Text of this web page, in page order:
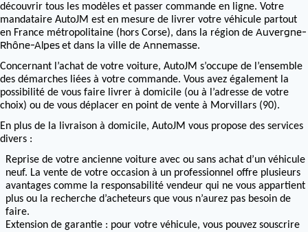
découvrir tous les modèles et passer commande en ligne. Votre
mandataire AutoJM est en mesure de livrer votre véhicule partout
en France métropolitaine (hors Corse), dans la région de Auvergne-
Rhône-Alpeset dans la ville de Annemasse.
Concernant l’achat de votre voiture, AutoJM s’occupe de l’ensemble
des démarches liées à votre commande. Vous avez également la
possibilité de vous faire livrer à domicile (ou à l’adresse de votre
choix) ou de vous déplacer en point de vente à Morvillars (90).
En plus de la livraison à domicile, AutoJM vous propose des services
divers :
Reprise de votre ancienne voiture avec ou sans achat d’un véhicule
neuf. La vente de votre occasion à un professionnel offre plusieurs
avantages comme la responsabilité vendeur qui ne vous appartient
plus ou la recherche d’acheteurs que vous n’aurez pas besoin de
faire.
Extension de garantie : pour votre véhicule, vous pouvez souscrire